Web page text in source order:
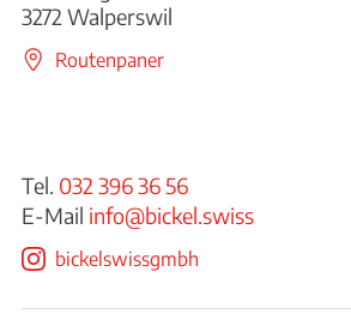
3272 Walperswil
Routenpaner
Tel. 032 396 36 56
E-Mail info@bickel.swiss
bickelswissgmbh